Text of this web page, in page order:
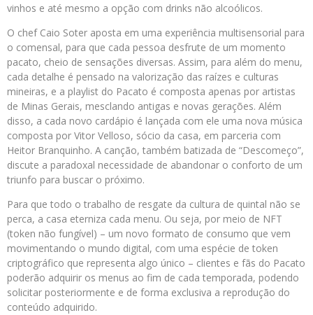
vinhos e até mesmo a opção com drinks não alcoólicos.
O chef Caio Soter aposta em uma experiência multisensorial para
o comensal, para que cada pessoa desfrute de um momento
pacato, cheio de sensações diversas. Assim, para além do menu,
cada detalhe é pensado na valorização das raízes e culturas
mineiras, e a playlist do Pacato é composta apenas por artistas
de Minas Gerais, mesclando antigas e novas gerações. Além
disso, a cada novo cardápio é lançada com ele uma nova música
composta por Vitor Velloso, sócio da casa, em parceria com
Heitor Branquinho. A canção, também batizada de “Descomeço”,
discute a paradoxal necessidade de abandonar o conforto de um
triunfo para buscar o próximo.
Para que todo o trabalho de resgate da cultura de quintal não se
perca, a casa eterniza cada menu. Ou seja, por meio de NFT
(token não fungível) – um novo formato de consumo que vem
movimentando o mundo digital, com uma espécie de token
criptográfico que representa algo único – clientes e fãs do Pacato
poderão adquirir os menus ao fim de cada temporada, podendo
solicitar posteriormente e de forma exclusiva a reprodução do
conteúdo adquirido.